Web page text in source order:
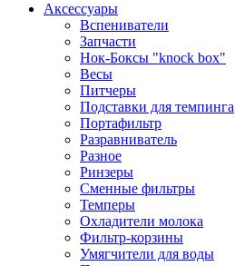
Аксессуары
Вспениватели
Запчасти
Нок-Боксы "knock box"
Весы
Питчеры
Подставки для темпинга
Портафильтр
Разравниватель
Разное
Ринзеры
Сменные фильтры
Темперы
Охладители молока
Фильтр-корзины
Умягчители для воды